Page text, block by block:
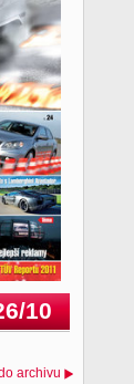
10
archivu